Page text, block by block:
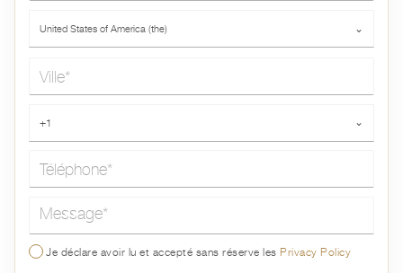
United States of America (the) ⌄
+1 ⌄
Message*
Je déclare avoir lu et accepté sans réserve lesPrivacy Policy